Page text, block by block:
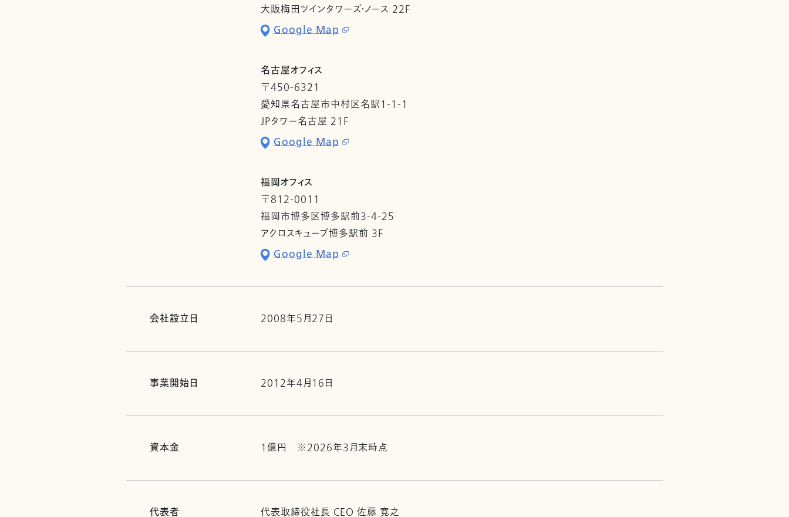
大阪梅田ツインタワーズ・ノース 22F
Google Map
名古屋オフィス
〒450-6321
愛知県名古屋市中村区名駅1-1-1
JPタワー名古屋 21F
Google Map
福岡オフィス
〒812-0011
福岡市博多区博多駅前3-4-25
アクロスキューブ博多駅前 3F
Google Map
会社設立日 2008年5月27日
事業開始日 2012年4月16日
資本金 1億円 ※2026年3月末時点
代表者 代表取締役社長 CEO 佐藤 寛之